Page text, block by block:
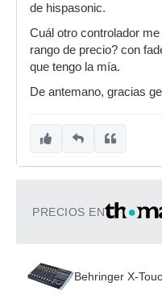
de hispasonic.
Cuál otro controlador
rango de precio? con
que tengo la mía.
De antemano, gracias
PRECIOS EN
Behringer X-